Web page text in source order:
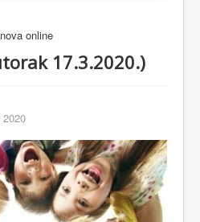
online
17.3.2020.)